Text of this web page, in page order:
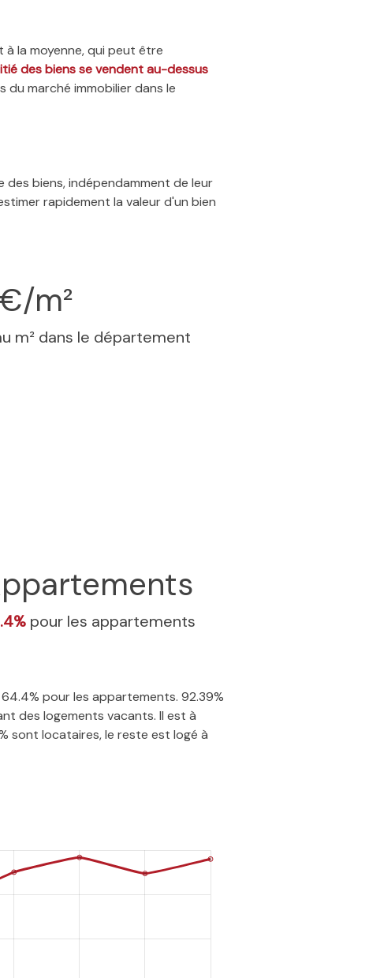
la moyenne, qui peut être
des biens se vendent au-dessus
du marché immobilier dans le
biens, indépendamment de leur
rapidement la valeur d'un bien
m²
m² dans le département
pour les appartements
pour les appartements. 92.39%
des logements vacants. Il est à
sont locataires, le reste est logé à